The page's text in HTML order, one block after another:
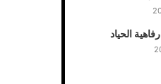
الحياد